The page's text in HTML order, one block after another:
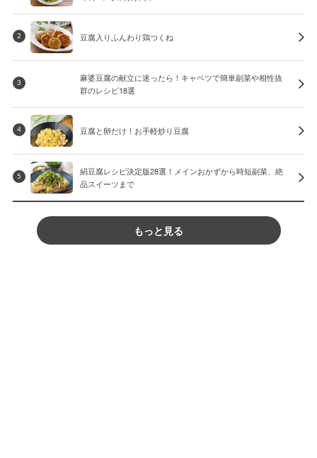
2 豆腐入りふんわり鶏つくね
3
麻婆豆腐の献立に迷ったら！キャベツで簡単副菜や相性抜
群のレシピ18選
4 豆腐と卵だけ！お手軽炒り豆腐
5
絹豆腐レシピ決定版28選！メインおかずから時短副菜、絶
品スイーツまで
もっと見る